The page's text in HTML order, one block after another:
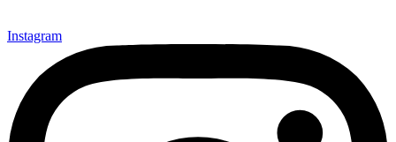
Instagram